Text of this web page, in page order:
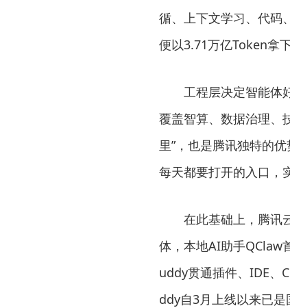
循、上下文学习、代码
便以3.71万亿Token拿
工程层决定智能体
覆盖智算、数据治理、
里”，也是腾讯独特的
每天都要打开的入口，
在此基础上，腾讯
体，本地AI助手QClaw
uddy贯通插件、IDE、
ddy自3月上线以来已